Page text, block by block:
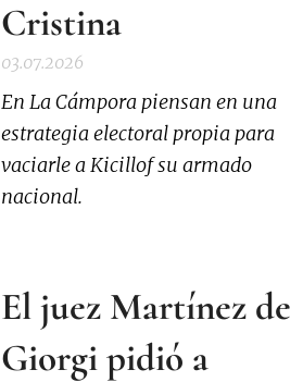
Cristina
03.07.2026
En La Cámpora piensan en una
estrategia electoral propia para
vaciarle a Kicillof su armado
nacional.
El juez Martínez de
Giorgi pidió a